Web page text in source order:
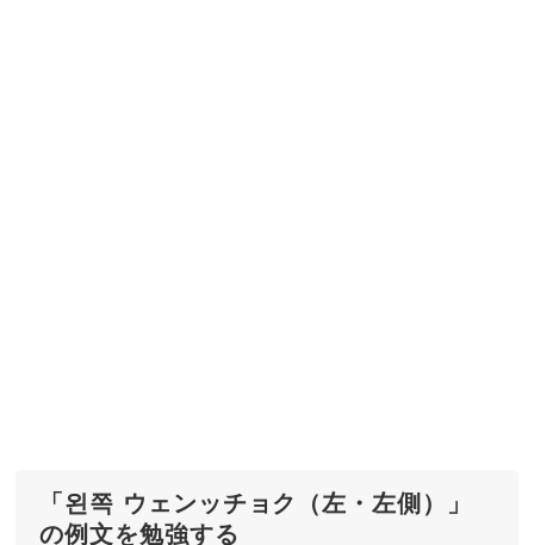
「왼쪽 ウェンッチョク（左・左側）」
の例文を勉強する